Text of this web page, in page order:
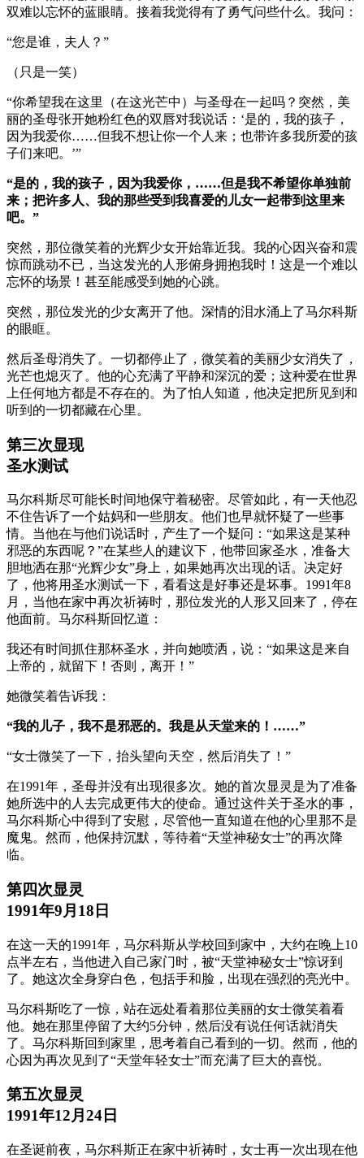
双难以忘怀的蓝眼睛。接着我觉得有了勇气问些什么。我问：
“您是谁，夫人？”
（只是一笑）
“你希望我在这里（在这光芒中）与圣母在一起吗？突然，美
丽的圣母张开她粉红色的双唇对我说话：‘是的，我的孩子，
因为我爱你……但我不想让你一个人来；也带许多我所爱的孩
子们来吧。’”
“是的，我的孩子，因为我爱你，……但是我不希望你单独前
来；把许多人、我的那些受到我喜爱的儿女一起带到这里来
吧。”
突然，那位微笑着的光辉少女开始靠近我。我的心因兴奋和震
惊而跳动不已，当这发光的人形俯身拥抱我时！这是一个难以
忘怀的场景！甚至能感受到她的心跳。
突然，那位发光的少女离开了他。深情的泪水涌上了马尔科斯
的眼眶。
然后圣母消失了。一切都停止了，微笑着的美丽少女消失了，
光芒也熄灭了。他的心充满了平静和深沉的爱；这种爱在世界
上任何地方都是不存在的。为了怕人知道，他决定把所见到和
听到的一切都藏在心里。
第三次显现
圣水测试
马尔科斯尽可能长时间地保守着秘密。尽管如此，有一天他忍
不住告诉了一个姑妈和一些朋友。他们也早就怀疑了一些事
情。当他在与他们说话时，产生了一个疑问：“如果这是某种
邪恶的东西呢？”在某些人的建议下，他带回家圣水，准备大
胆地洒在那“光辉少女”身上，如果她再次出现的话。决定好
了，他将用圣水测试一下，看看这是好事还是坏事。1991年8
月，当他在家中再次祈祷时，那位发光的人形又回来了，停在
他面前。马尔科斯回忆道：
我还有时间抓住那杯圣水，并向她喷洒，说：“如果这是来自
上帝的，就留下！否则，离开！”
她微笑着告诉我：
“我的儿子，我不是邪恶的。我是从天堂来的！……”
“女士微笑了一下，抬头望向天空，然后消失了！”
在1991年，圣母并没有出现很多次。她的首次显灵是为了准备
她所选中的人去完成更伟大的使命。通过这件关于圣水的事，
马尔科斯心中得到了安慰，尽管他一直知道在他的心里那不是
魔鬼。然而，他保持沉默，等待着“天堂神秘女士”的再次降
临。
第四次显灵
1991年9月18日
在这一天的1991年，马尔科斯从学校回到家中，大约在晚上10
点半左右，当他进入自己家门时，被“天堂神秘女士”惊讶到
了。她这次全身穿白色，包括手和脸，出现在强烈的亮光中。
马尔科斯吃了一惊，站在远处看着那位美丽的女士微笑着看
他。她在那里停留了大约5分钟，然后没有说任何话就消失
了。马尔科斯回到家里，思考着自己看到的一切。然而，他的
心因为再次见到了“天堂年轻女士”而充满了巨大的喜悦。
第五次显灵
1991年12月24日
在圣诞前夜，马尔科斯正在家中祈祷时，女士再一次出现在他